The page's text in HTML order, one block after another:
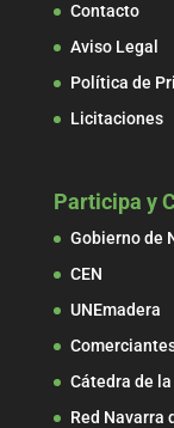
Contacto
Aviso Legal
Política de
Licitaciones
Participa y
Gobierno de
CEN
UNEmadera
Cátedra de
Red Navarra